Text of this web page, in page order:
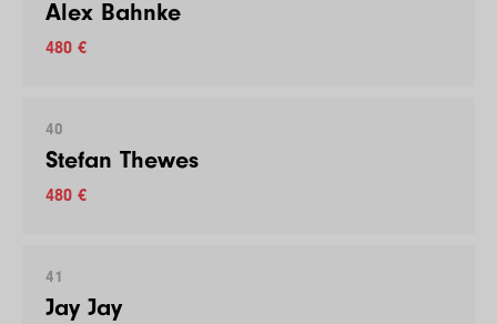
Alex Bahnke
480 €
40
Stefan Thewes
480 €
41
Jay Jay